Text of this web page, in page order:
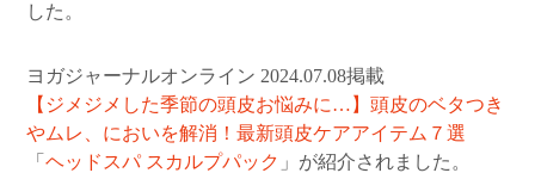
した。
ヨガジャーナルオンライン 2024.07.08掲載
【ジメジメした季節の頭皮お悩みに…】頭皮のベタつき
やムレ、においを解消！最新頭皮ケアアイテム７選
「ヘッドスパ スカルプパック 」が紹介されました。